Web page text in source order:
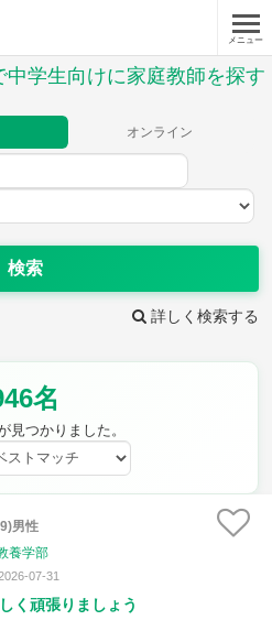
メニュー
学生向けに家庭教師を探す
オンライン
検索
詳しく検索する
名
見つかりました。
男性
養学部
07-31
く頑張りましょう
古典
音楽 保健体育